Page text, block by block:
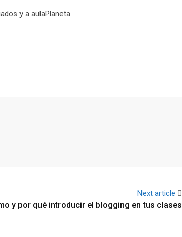
y a aulaPlaneta.
Next article
y por qué introducir el blogging en tus clases